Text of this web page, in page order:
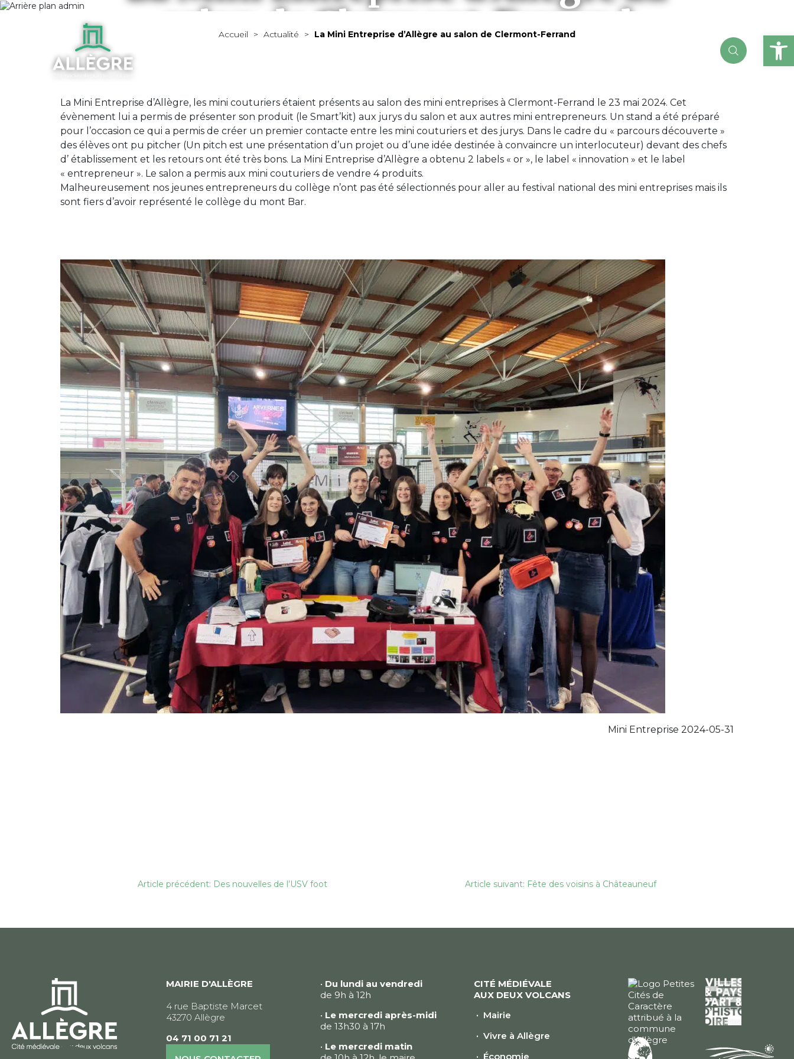
salon de Clermont-Ferrand
Accueil > Actualité > La Mini Entreprise d’Allègre au salon de Clermont-Ferrand
La Mini Entreprise d’Allègre, les mini couturiers étaient présents au salon des mini entreprises à Clermont-Ferrand le 23 mai 2024. Cet
évènement lui a permis de présenter son produit (le Smart’kit) aux jurys du salon et aux autres mini entrepreneurs. Un stand a été préparé
pour l’occasion ce qui a permis de créer un premier contacte entre les mini couturiers et des jurys. Dans le cadre du « parcours découverte »
des élèves ont pu pitcher (Un pitch est une présentation d’un projet ou d’une idée destinée à convaincre un interlocuteur) devant des chefs
d’ établissement et les retours ont été très bons. La Mini Entreprise d’Allègre a obtenu 2 labels « or », le label « innovation » et le label
« entrepreneur ». Le salon a permis aux mini couturiers de vendre 4 produits.
Malheureusement nos jeunes entrepreneurs du collège n’ont pas été sélectionnés pour aller au festival national des mini entreprises mais ils
sont fiers d’avoir représenté le collège du mont Bar.
Mini Entreprise 2024-05-31
l’article
Article précédent: Des nouvelles de l’USV foot Article suivant: Fête des voisins à Châteauneuf
MAIRIE D'ALLÈGRE
4 rue Baptiste Marcet
43270 Allègre
04 71 00 71 21
• Du lundi au vendredi
de 9h à 12h
• Le mercredi après-midi
de 13h30 à 17h
• Le mercredi matin
CITÉ MÉDIÉVALE
AUX DEUX VOLCANS
Mairie
Vivre à Allègre
Économie